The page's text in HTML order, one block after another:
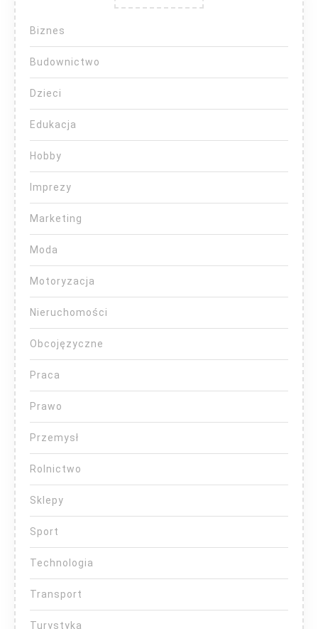
Biznes
Budownictwo
Dzieci
Edukacja
Hobby
Imprezy
Marketing
Moda
Motoryzacja
Nieruchomości
Obcojęzyczne
Praca
Prawo
Przemysł
Rolnictwo
Sklepy
Sport
Technologia
Transport
Turystyka